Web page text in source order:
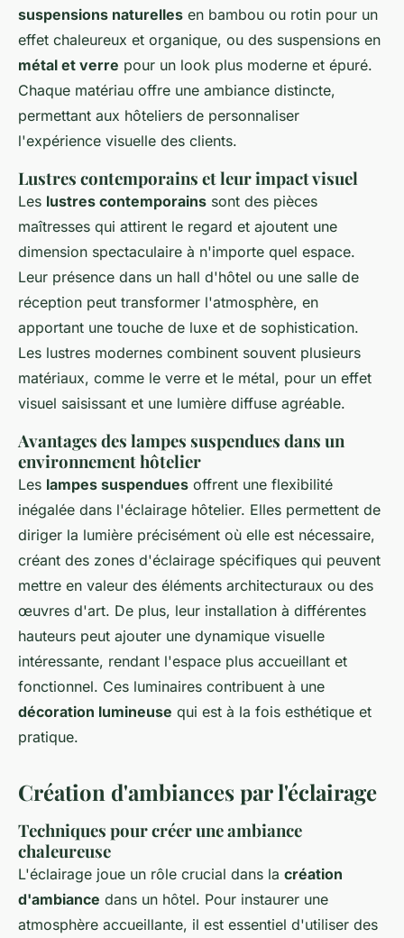
suspensions naturelles en bambou ou rotin pour un
effet chaleureux et organique, ou des suspensions en
métal et verre pour un look plus moderne et épuré.
Chaque matériau offre une ambiance distincte,
permettant aux hôteliers de personnaliser
l'expérience visuelle des clients.
Lustres contemporains et leur impact visuel
Les lustres contemporains sont des pièces
maîtresses qui attirent le regard et ajoutent une
dimension spectaculaire à n'importe quel espace.
Leur présence dans un hall d'hôtel ou une salle de
réception peut transformer l'atmosphère, en
apportant une touche de luxe et de sophistication.
Les lustres modernes combinent souvent plusieurs
matériaux, comme le verre et le métal, pour un effet
visuel saisissant et une lumière diffuse agréable.
Avantages des lampes suspendues dans un
environnement hôtelier
Les lampes suspendues offrent une flexibilité
inégalée dans l'éclairage hôtelier. Elles permettent de
diriger la lumière précisément où elle est nécessaire,
créant des zones d'éclairage spécifiques qui peuvent
mettre en valeur des éléments architecturaux ou des
œuvres d'art. De plus, leur installation à différentes
hauteurs peut ajouter une dynamique visuelle
intéressante, rendant l'espace plus accueillant et
fonctionnel. Ces luminaires contribuent à une
décoration lumineuse qui est à la fois esthétique et
pratique.
Création d'ambiances par l'éclairage
Techniques pour créer une ambiance
chaleureuse
L'éclairage joue un rôle crucial dans la création
d'ambiance dans un hôtel. Pour instaurer une
atmosphère accueillante, il est essentiel d'utiliser des